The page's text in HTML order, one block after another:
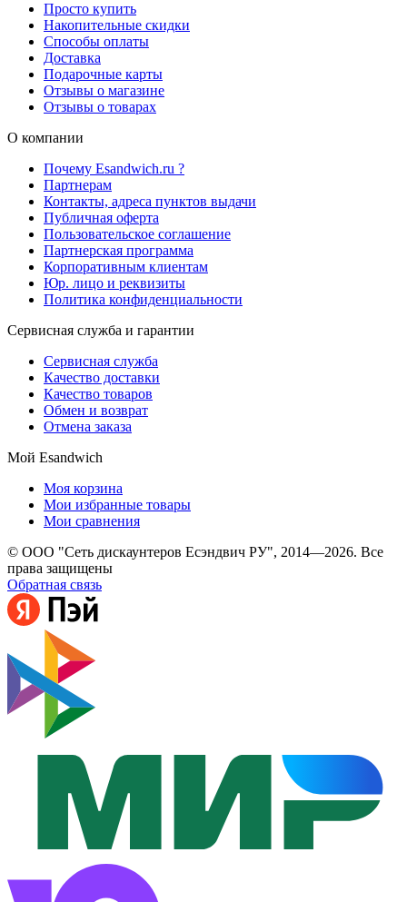
Просто купить
Накопительные скидки
Способы оплаты
Доставка
Подарочные карты
Отзывы о магазине
Отзывы о товарах
О компании
Почему Esandwich.ru ?
Партнерам
Контакты, адреса пунктов выдачи
Публичная оферта
Пользовательское соглашение
Партнерская программа
Корпоративным клиентам
Юр. лицо и реквизиты
Политика конфиденциальности
Сервисная служба и гарантии
Сервисная служба
Качество доставки
Качество товаров
Обмен и возврат
Отмена заказа
Мой Esandwich
Моя корзина
Мои избранные товары
Мои сравнения
© ООО "Сеть дискаунтеров Есэндвич РУ", 2014—2026. Все
права защищены
Обратная связь